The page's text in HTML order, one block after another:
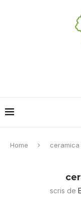
Home
scris de